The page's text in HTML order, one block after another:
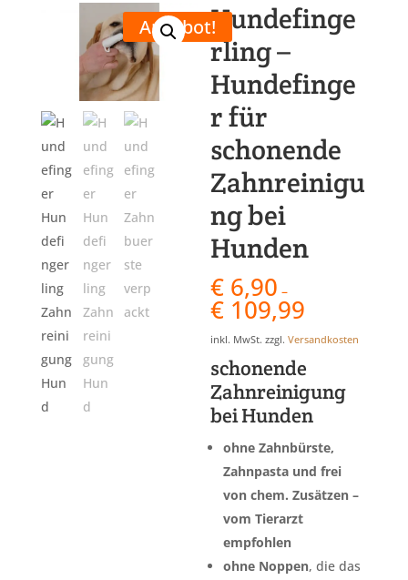
Angebot!Hundefinge
rling –
Hundefinge
r für
schonende
Zahnreinigu
ng bei
Hunden
€ 6,90 –
€ 109,99
inkl. MwSt. zzgl.Versandkosten
schonende
Zahnreinigung
bei Hunden
ohne Zahnbürste,
Zahnpasta und frei
von chem. Zusätzen –
vom Tierarzt
empfohlen
ohne Noppen, die das